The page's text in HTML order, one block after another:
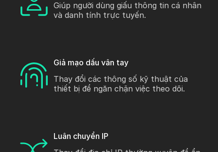
Giúp người dùng giấu thông tin cá nhân
và danh tính trực tuyến.
Giả mạo dấu vân tay
Thay đổi các thông số kỹ thuật của
thiết bị để ngăn chặn việc theo dõi.
Luân chuyển IP